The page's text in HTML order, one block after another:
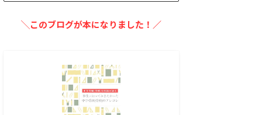
╲このブログが本になりました！／